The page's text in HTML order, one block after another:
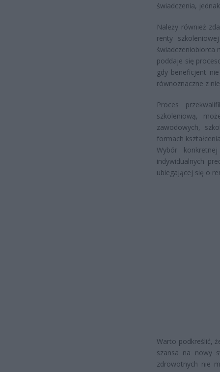
świadczenia,
Należy również
renty
świadczeniobiorca
poddaje się
gdy beneficjent
równoznaczne z
Proces
szkoleniową,
zawodowych,
formach
Wybór
indywidualnych
ubiegającej się o
Warto podkreślić,
szansa na nowy
zdrowotnych nie